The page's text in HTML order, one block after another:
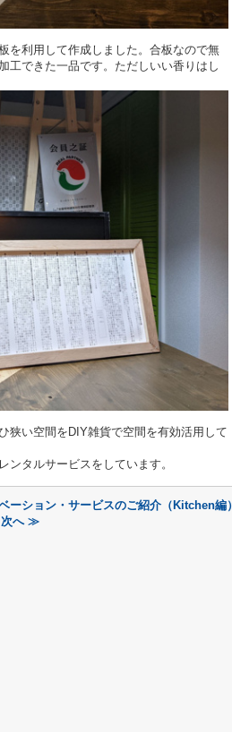
を利用して作成しました。合板なので無
工できた一品です。ただしいい香りはし
狭い空間をDIY雑貨で空間を有効活用して
ンタルサービスをしています。
ーション・サービスのご紹介（Kitchen編）
次へ ≫